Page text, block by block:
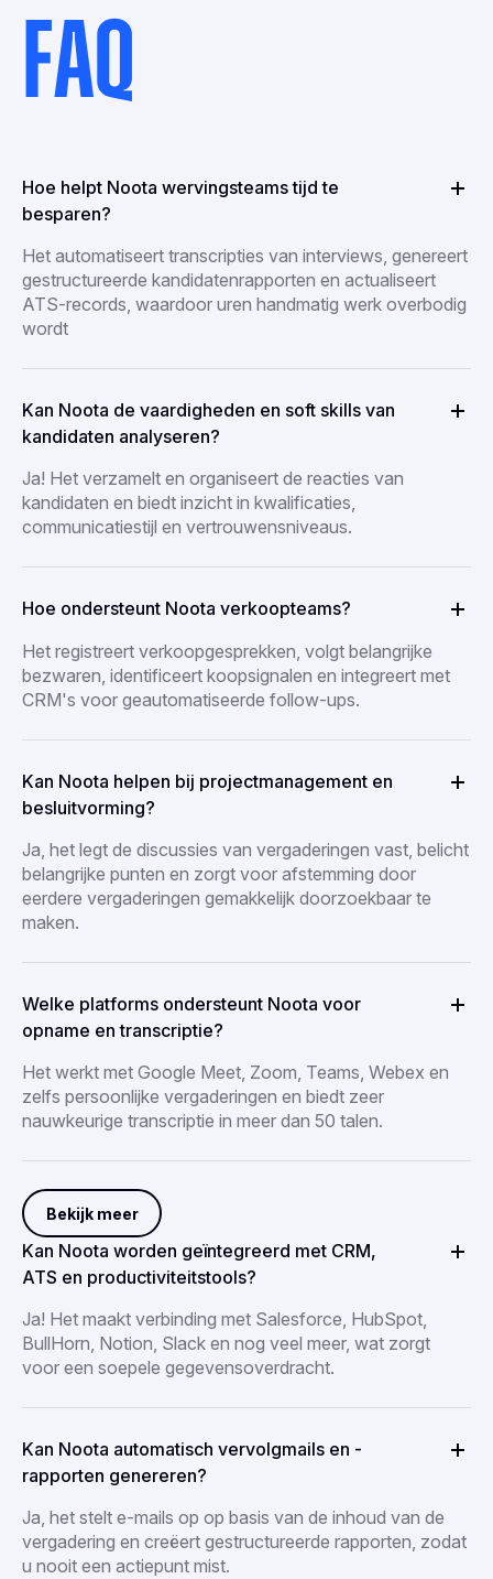
FAQ
Hoe helpt Noota wervingsteams tijd te
besparen?
Het automatiseert transcripties van interviews, genereert
gestructureerde kandidatenrapporten en actualiseert
ATS-records, waardoor uren handmatig werk overbodig
wordt
Kan Noota de vaardigheden en soft skills van
kandidaten analyseren?
Ja! Het verzamelt en organiseert de reacties van
kandidaten en biedt inzicht in kwalificaties,
communicatiestijl en vertrouwensniveaus.
Hoe ondersteunt Noota verkoopteams?
Het registreert verkoopgesprekken, volgt belangrijke
bezwaren, identificeert koopsignalen en integreert met
CRM's voor geautomatiseerde follow-ups.
Kan Noota helpen bij projectmanagement en
besluitvorming?
Ja, het legt de discussies van vergaderingen vast, belicht
belangrijke punten en zorgt voor afstemming door
eerdere vergaderingen gemakkelijk doorzoekbaar te
maken.
Welke platforms ondersteunt Noota voor
opname en transcriptie?
Het werkt met Google Meet, Zoom, Teams, Webex en
zelfs persoonlijke vergaderingen en biedt zeer
nauwkeurige transcriptie in meer dan 50 talen.
Bekijk meer
Kan Noota worden geïntegreerd met CRM,
ATS en productiviteitstools?
Ja! Het maakt verbinding met Salesforce, HubSpot,
BullHorn, Notion, Slack en nog veel meer, wat zorgt
voor een soepele gegevensoverdracht.
Kan Noota automatisch vervolgmails en -
rapporten genereren?
Ja, het stelt e-mails op op basis van de inhoud van de
vergadering en creëert gestructureerde rapporten, zodat
u nooit een actiepunt mist.